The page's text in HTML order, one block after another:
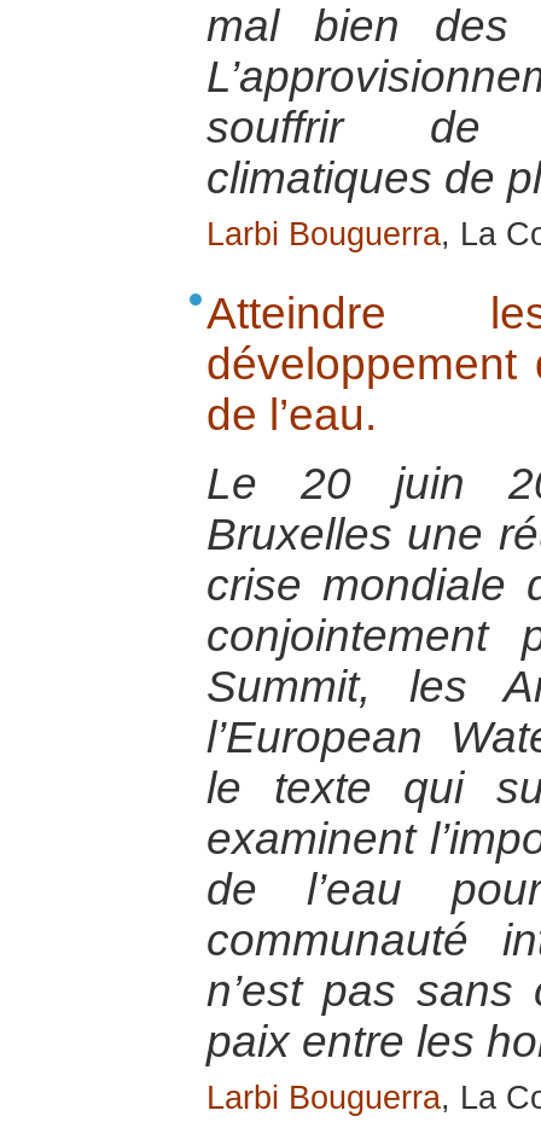
mal bien des
souffrir de
climatiques de
Larbi Bouguerra, La
Atteindre
de l’eau.
Le 20 juin
Bruxelles une
crise mondiale
conjointement
Summit, les
l’European
le texte qui
examinent
de l’eau
communauté
n’est pas sans
paix entre les
Larbi Bouguerra, La